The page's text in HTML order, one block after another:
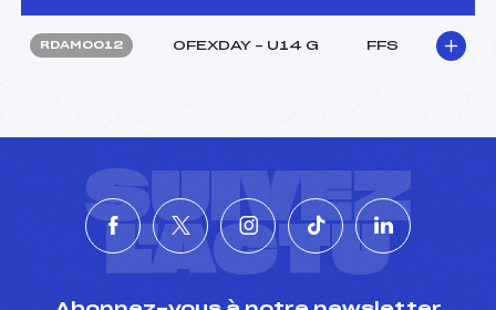
RDAM0012 OFEXDAY – U14 G FFS
SUIVEZ
L'ACTU